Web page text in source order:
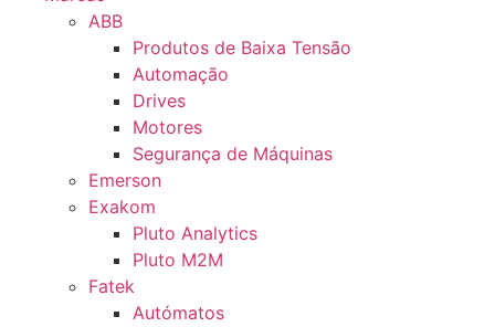
ABB
Produtos de Baixa Tensão
Automação
Drives
Motores
Segurança de Máquinas
Emerson
Exakom
Pluto Analytics
Pluto M2M
Fatek
Autómatos